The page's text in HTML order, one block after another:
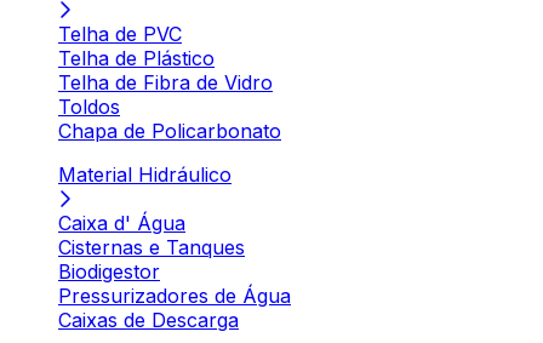
Telha de PVC
Telha de Plástico
Telha de Fibra de Vidro
Toldos
Chapa de Policarbonato
Material Hidráulico
Caixa d' Água
Cisternas e Tanques
Biodigestor
Pressurizadores de Água
Caixas de Descarga